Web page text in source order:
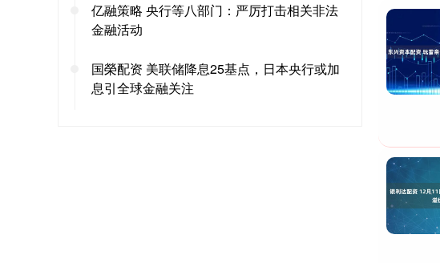
亿融策略 央行等八部门：严厉打击相关非法
金融活动
国榮配资 美联储降息25基点，日本央行或加
息引全球金融关注